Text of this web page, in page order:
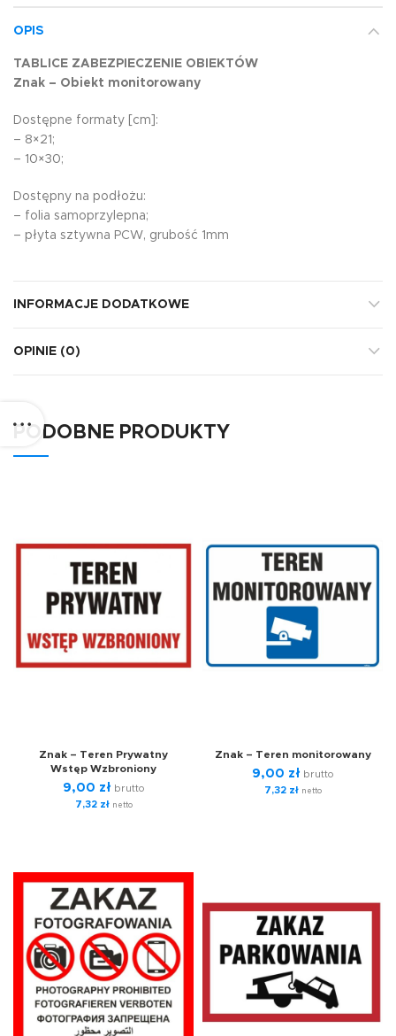
OPIS
TABLICE ZABEZPIECZENIE OBIEKTÓW
Znak – Obiekt monitorowany
Dostępne formaty [cm]:
– 8×21;
– 10×30;
Dostępny na podłożu:
– folia samoprzylepna;
– płyta sztywna PCW, grubość 1mm
INFORMACJE DODATKOWE
OPINIE (0)
PODOBNE PRODUKTY
Znak – Teren Prywatny
Wstęp Wzbroniony
9,00 zł brutto
7,32 złnetto
Znak – Teren monitorowany
9,00 zł brutto
7,32 złnetto